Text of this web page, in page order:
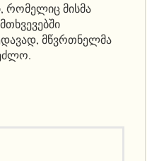
რომელიც მისმა
მწვრთნელმა